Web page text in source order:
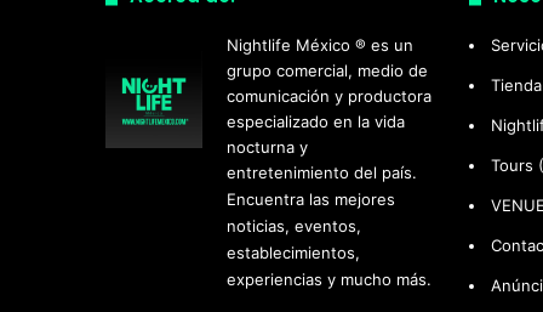
Nightlife México ® es un
grupo comercial, medio de
comunicación y productora
especializado en la vida
nocturna y
entretenimiento del país.
Encuentra las mejores
noticias, eventos,
establecimientos,
experiencias y mucho más.
Tienda
Tours